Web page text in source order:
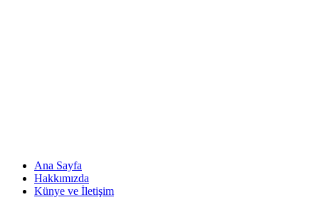
Ana Sayfa
Hakkımızda
Künye ve İletişim